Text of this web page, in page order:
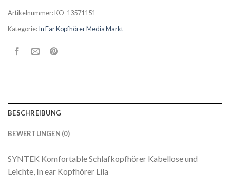
Artikelnummer:KO-13571151
Kategorie:In Ear Kopfhörer Media Markt
BESCHREIBUNG
BEWERTUNGEN (0)
SYNTEK Komfortable Schlafkopfhörer Kabellose und
Leichte, In ear Kopfhörer Lila